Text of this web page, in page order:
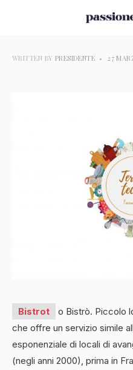
WRITTEN BY PRESIDENTE • 27
Bistrot
o Bistrò. Piccolo
che offre un servizio simile
esponenziale di locali di
(negli anni 2000), prima in